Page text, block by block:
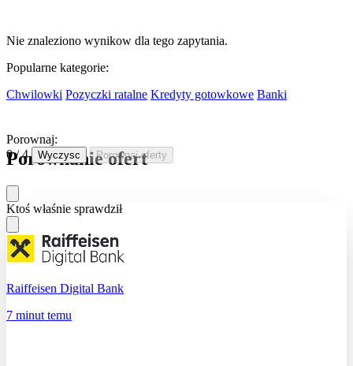
Nie znaleziono wynikow dla tego zapytania.
Popularne kategorie:
Chwilowki Pozyczki ratalne Kredyty gotowkowe Banki
Porownaj:
0 / 4
Wyczysc Porownaj oferty
Porownanie ofert
Ktoś właśnie sprawdził
Raiffeisen Digital Bank
7 minut temu